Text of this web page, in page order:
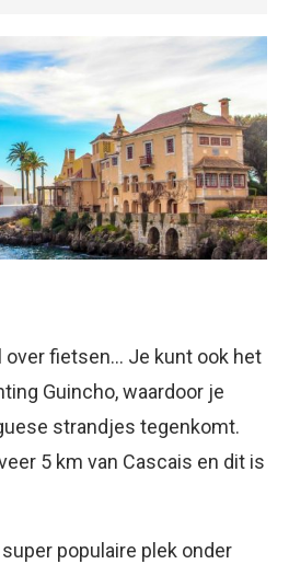
over fietsen… Je kunt ook het
Guincho, waardoor je
strandjes tegenkomt.
5 km van Cascais en dit is
populaire plek onder